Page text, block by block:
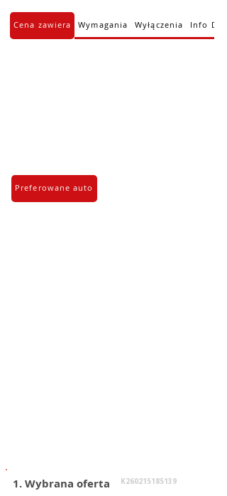
Cena zawiera Wymagania Wyłączenia Info
Preferowane auto
1. Wybrana oferta K260215185139